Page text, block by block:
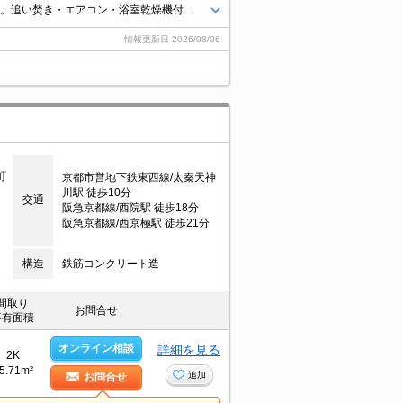
情報更新日 2026/08/06
交通
京都市営地下鉄東西線/太秦天神
川駅 徒歩10分
阪急京都線/西院駅 徒歩18分
阪急京都線/西京極駅 徒歩21分
構造 鉄筋コンクリート造
取り
有面積
お問合せ
2K
オンライン相談
お問合せ
詳細を見る
追加